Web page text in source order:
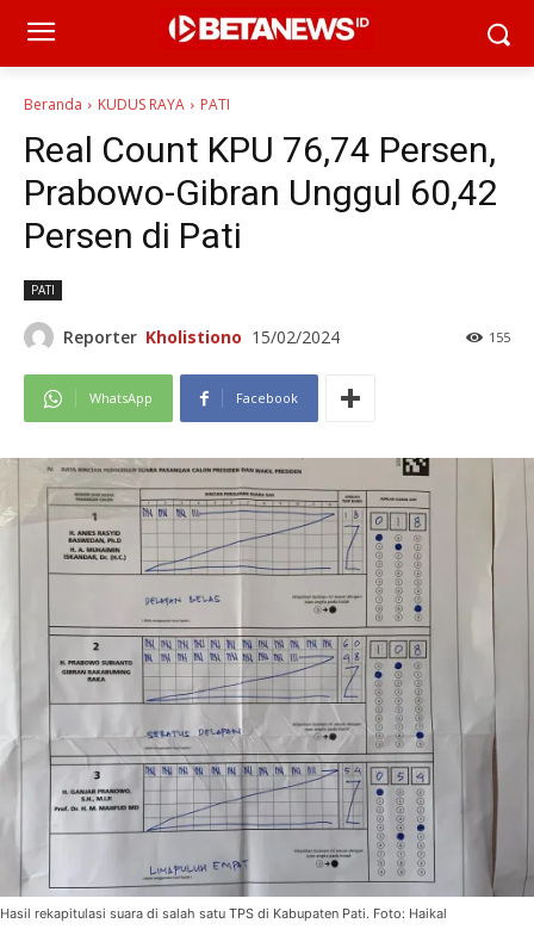
Beranda KUDUS RAYA PATI
Real Count KPU 76,74 Persen,
Prabowo-Gibran Unggul 60,42
Persen di Pati
PATI
Reporter Kholistiono 15/02/2024 155
WhatsApp Facebook
Hasil rekapitulasi suara di salah satu TPS di Kabupaten Pati. Foto: Haikal